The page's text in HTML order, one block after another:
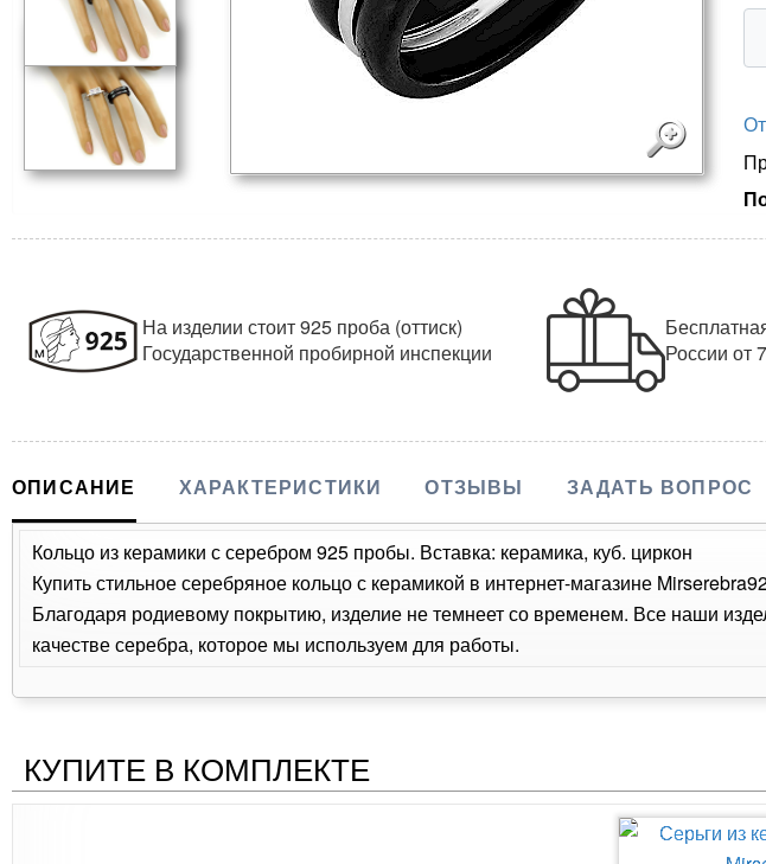
На изделии стоит 925 проба (оттиск)
Государственной пробирной инспекции
Россииот
ОПИСАНИЕ ХАРАКТЕРИСТИКИ ОТЗЫВЫ ЗАДАТЬ ВОПРОС
Кольцо из керамики с серебром 925 пробы. Вставка: керамика, куб. циркон
Купить стильное серебряное кольцо с керамикой в интернет-магазине
Благодаря родиевому покрытию, изделие не темнеет со временем. Все наши
качестве серебра, которое мы используем для работы.
КУПИТЕ В КОМПЛЕКТЕ